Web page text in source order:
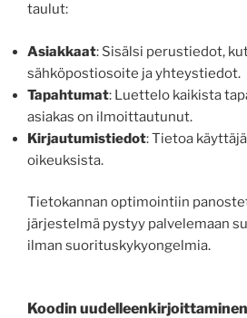
taulut:
Asiakkaat: Sisälsi perustiedot,
sähköpostiosoite ja yhteystiedot.
Tapahtumat: Luettelo kaikista
asiakas on ilmoittautunut.
Kirjautumistiedot: Tietoa
oikeuksista.
Tietokannan optimointiin
järjestelmä pystyy palvelemaan
ilman suorituskykyongelmia.
Koodin uudelleenkirjoittaminen